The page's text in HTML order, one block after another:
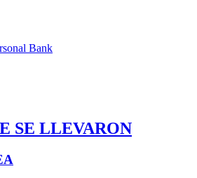
SE LLEVARON